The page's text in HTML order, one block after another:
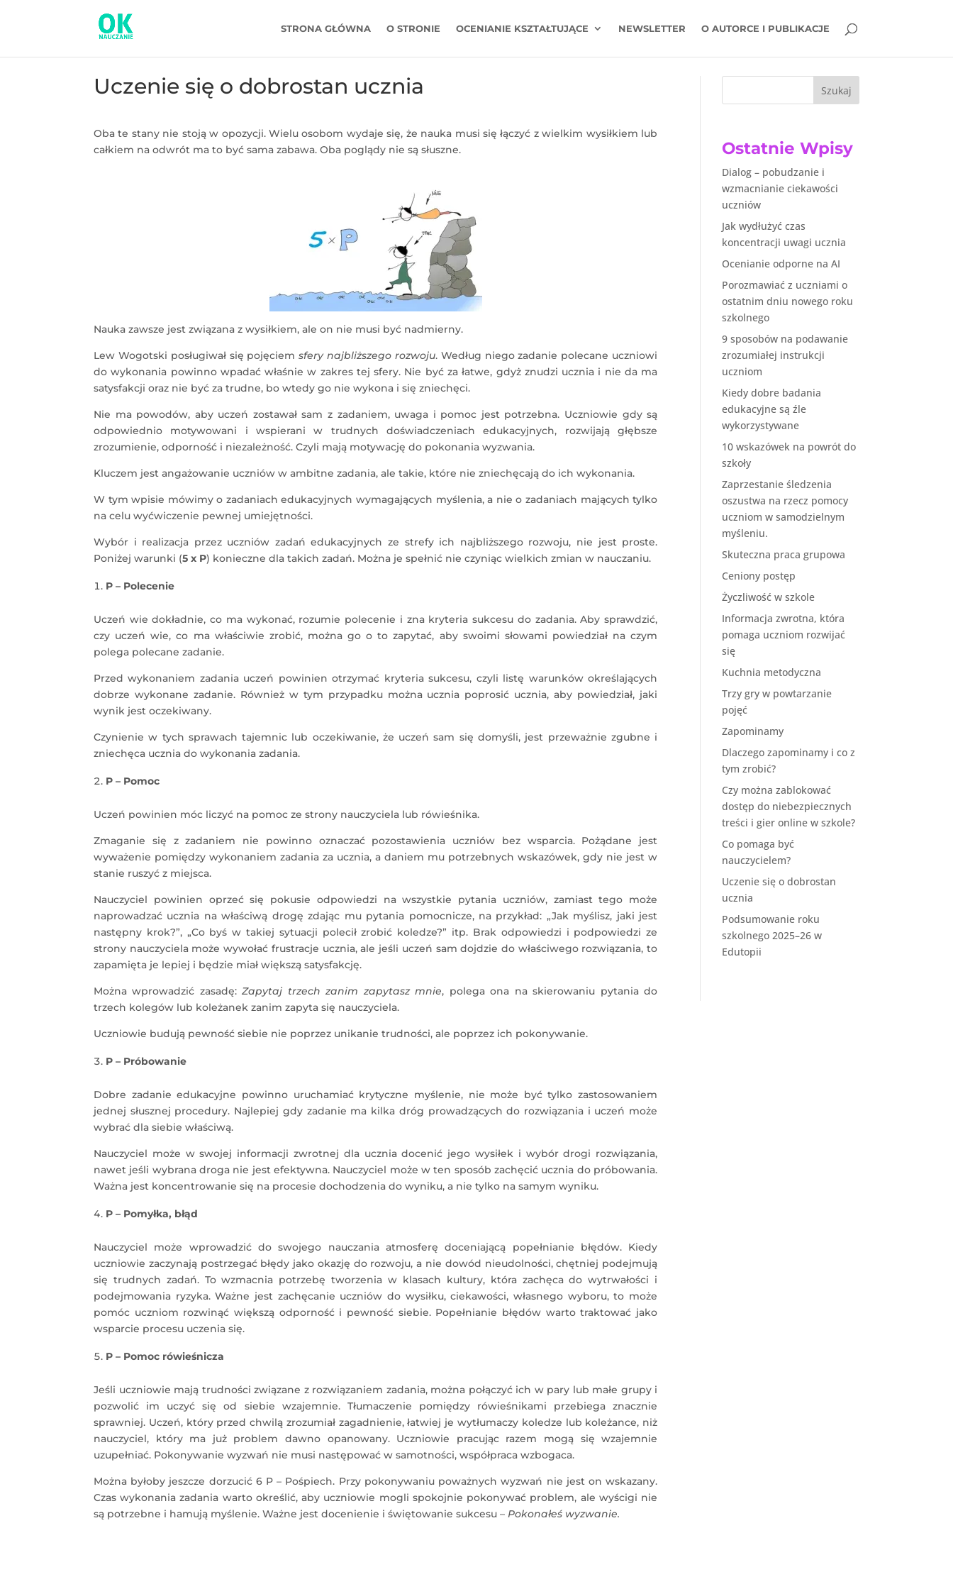
STRONA GŁÓWNA O STRONIE OCENIANIE KSZTAŁTUJĄCE NEWSLETTER O AUTORCE I PUBLIKACJE
Uczenie się o dobrostan ucznia
Oba te stany nie stoją w opozycji. Wielu osobom wydaje się, że nauka musi się łączyć z wielkim wysiłkiem lub
całkiem na odwrót ma to być sama zabawa. Oba poglądy nie są słuszne.
Nauka zawsze jest związana z wysiłkiem, ale on nie musi być nadmierny.
Lew Wogotski posługiwał się pojęciemsfery najbliższego rozwoju. Według niego zadanie polecane uczniowi
do wykonania powinno wpadać właśnie w zakres tej sfery. Nie być za łatwe, gdyż znudzi ucznia i nie da ma
satysfakcji oraz nie być za trudne, bo wtedy go nie wykona i się zniechęci.
Nie ma powodów, aby uczeń zostawał sam z zadaniem, uwaga i pomoc jest potrzebna. Uczniowie gdy są
odpowiednio motywowani i wspierani w trudnych doświadczeniach edukacyjnych, rozwijają głębsze
zrozumienie, odporność i niezależność. Czyli mają motywację do pokonania wyzwania.
Kluczem jest angażowanie uczniów w ambitne zadania, ale takie, które nie zniechęcają do ich wykonania.
W tym wpisie mówimy o zadaniach edukacyjnych wymagających myślenia, a nie o zadaniach mających tylko
na celu wyćwiczenie pewnej umiejętności.
Wybór i realizacja przez uczniów zadań edukacyjnych ze strefy ich najbliższego rozwoju, nie jest proste.
Poniżej warunki (5 x P) konieczne dla takich zadań. Można je spełnić nie czyniąc wielkich zmian w nauczaniu.
P – Polecenie
Uczeń wie dokładnie, co ma wykonać, rozumie polecenie i zna kryteria sukcesu do zadania. Aby sprawdzić,
czy uczeń wie, co ma właściwie zrobić, można go o to zapytać, aby swoimi słowami powiedział na czym
polega polecane zadanie.
Przed wykonaniem zadania uczeń powinien otrzymać kryteria sukcesu, czyli listę warunków określających
dobrze wykonane zadanie. Również w tym przypadku można ucznia poprosić ucznia, aby powiedział, jaki
wynik jest oczekiwany.
Czynienie w tych sprawach tajemnic lub oczekiwanie, że uczeń sam się domyśli, jest przeważnie zgubne i
zniechęca ucznia do wykonania zadania.
P – Pomoc
Uczeń powinien móc liczyć na pomoc ze strony nauczyciela lub rówieśnika.
Zmaganie się z zadaniem nie powinno oznaczać pozostawienia uczniów bez wsparcia. Pożądane jest
wyważenie pomiędzy wykonaniem zadania za ucznia, a daniem mu potrzebnych wskazówek, gdy nie jest w
stanie ruszyć z miejsca.
Nauczyciel powinien oprzeć się pokusie odpowiedzi na wszystkie pytania uczniów, zamiast tego może
naprowadzać ucznia na właściwą drogę zdając mu pytania pomocnicze, na przykład: „Jak myślisz, jaki jest
następny krok?”, „Co byś w takiej sytuacji polecił zrobić koledze?” itp. Brak odpowiedzi i podpowiedzi ze
strony nauczyciela może wywołać frustracje ucznia, ale jeśli uczeń sam dojdzie do właściwego rozwiązania, to
zapamięta je lepiej i będzie miał większą satysfakcję.
Można wprowadzić zasadę:Zapytaj trzech zanim zapytasz mnie, polega ona na skierowaniu pytania do
trzech kolegów lub koleżanek zanim zapyta się nauczyciela.
Uczniowie budują pewność siebie nie poprzez unikanie trudności, ale poprzez ich pokonywanie.
P – Próbowanie
Dobre zadanie edukacyjne powinno uruchamiać krytyczne myślenie, nie może być tylko zastosowaniem
jednej słusznej procedury. Najlepiej gdy zadanie ma kilka dróg prowadzących do rozwiązania i uczeń może
wybrać dla siebie właściwą.
Nauczyciel może w swojej informacji zwrotnej dla ucznia docenić jego wysiłek i wybór drogi rozwiązania,
nawet jeśli wybrana droga nie jest efektywna. Nauczyciel może w ten sposób zachęcić ucznia do próbowania.
Ważna jest koncentrowanie się na procesie dochodzenia do wyniku, a nie tylko na samym wyniku.
P – Pomyłka, błąd
Nauczyciel może wprowadzić do swojego nauczania atmosferę doceniającą popełnianie błędów. Kiedy
uczniowie zaczynają postrzegać błędy jako okazję do rozwoju, a nie dowód nieudolności, chętniej podejmują
się trudnych zadań. To wzmacnia potrzebę tworzenia w klasach kultury, która zachęca do wytrwałości i
podejmowania ryzyka. Ważne jest zachęcanie uczniów do wysiłku, ciekawości, własnego wyboru, to może
pomóc uczniom rozwinąć większą odporność i pewność siebie. Popełnianie błędów warto traktować jako
wsparcie procesu uczenia się.
P – Pomoc rówieśnicza
Jeśli uczniowie mają trudności związane z rozwiązaniem zadania, można połączyć ich w pary lub małe grupy i
pozwolić im uczyć się od siebie wzajemnie. Tłumaczenie pomiędzy rówieśnikami przebiega znacznie
sprawniej. Uczeń, który przed chwilą zrozumiał zagadnienie, łatwiej je wytłumaczy koledze lub koleżance, niż
nauczyciel, który ma już problem dawno opanowany. Uczniowie pracując razem mogą się wzajemnie
uzupełniać. Pokonywanie wyzwań nie musi następować w samotności, współpraca wzbogaca.
Można byłoby jeszcze dorzucić 6 P – Pośpiech. Przy pokonywaniu poważnych wyzwań nie jest on wskazany.
Czas wykonania zadania warto określić, aby uczniowie mogli spokojnie pokonywać problem, ale wyścigi nie
są potrzebne i hamują myślenie. Ważne jest docenienie i świętowanie sukcesu – Pokonałeś wyzwanie.
Szukaj
Ostatnie Wpisy
Dialog – pobudzanie i
wzmacnianie ciekawości
uczniów
Jak wydłużyć czas
koncentracji uwagi ucznia
Ocenianie odporne na AI
Porozmawiać z uczniami o
ostatnim dniu nowego roku
szkolnego
9 sposobów na podawanie
zrozumiałej instrukcji
uczniom
Kiedy dobre badania
edukacyjne są źle
wykorzystywane
10 wskazówek na powrót do
szkoły
Zaprzestanie śledzenia
oszustwa na rzecz pomocy
uczniom w samodzielnym
myśleniu.
Skuteczna praca grupowa
Ceniony postęp
Życzliwość w szkole
Informacja zwrotna, która
pomaga uczniom rozwijać
się
Kuchnia metodyczna
Trzy gry w powtarzanie
pojęć
Zapominamy
Dlaczego zapominamy i co z
tym zrobić?
Czy można zablokować
dostęp do niebezpiecznych
treści i gier online w szkole?
Co pomaga być
nauczycielem?
Uczenie się o dobrostan
ucznia
Podsumowanie roku
szkolnego 2025–26 w
Edutopii